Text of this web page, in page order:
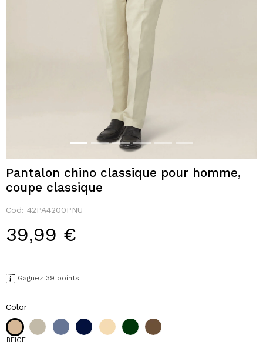
Pantalon chino classique pour homme,
coupe classique
Cod: 42PA4200PNU
39,99 €
Gagnez 39 points
Color
BEIGE